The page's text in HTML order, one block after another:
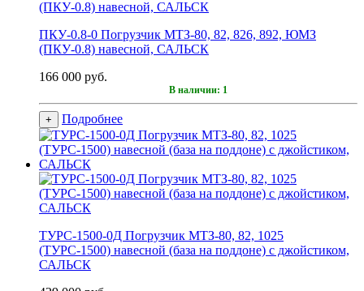
ПКУ-0.8-0 Погрузчик МТЗ-80, 82, 826, 892, ЮМЗ
(ПКУ-0.8) навесной, САЛЬСК
166 000 руб.
В наличии: 1
+ Подробнее
ТУРС-1500-0Д Погрузчик МТЗ-80, 82, 1025
(ТУРС-1500) навесной (база на поддоне) с джойстиком,
САЛЬСК